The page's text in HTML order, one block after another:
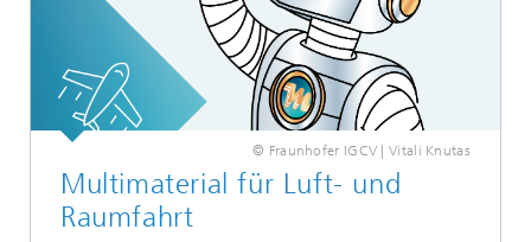
© Fraunhofer IGCV | Vitali Knutas
Multimaterial für Luft- und
Raumfahrt